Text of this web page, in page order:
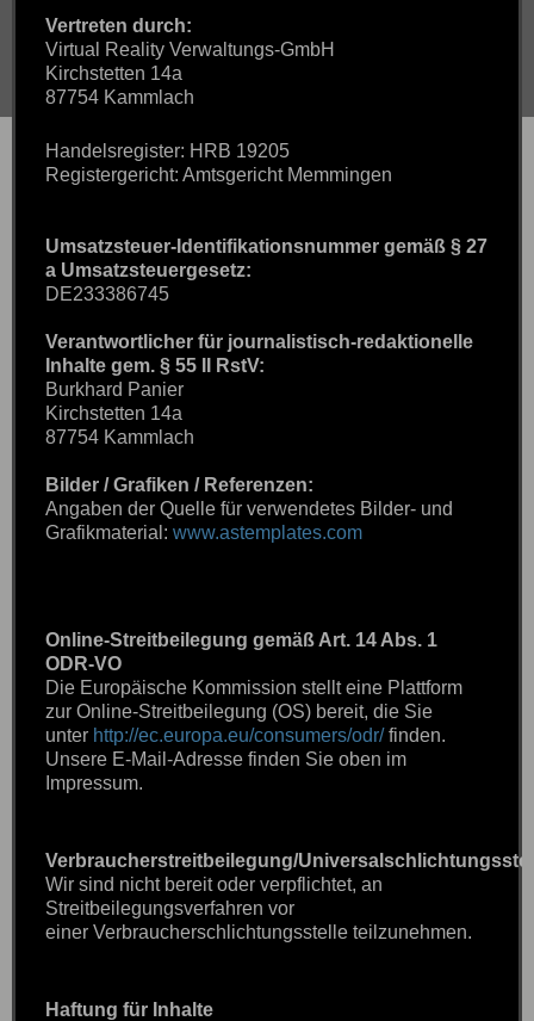
Vertreten durch:
Virtual Reality Verwaltungs-GmbH
Kirchstetten 14a
87754 Kammlach
Handelsregister: HRB 19205
Registergericht: Amtsgericht Memmingen
Umsatzsteuer-Identifikationsnummer gemäß § 27
a Umsatzsteuergesetz:
DE233386745
Verantwortlicher für journalistisch-redaktionelle
Inhalte gem. § 55 II RstV:
Burkhard Panier
Kirchstetten 14a
87754 Kammlach
Bilder / Grafiken / Referenzen:
Angaben der Quelle für verwendetes Bilder- und
Grafikmaterial: www.astemplates.com
Online-Streitbeilegung gemäß Art. 14 Abs. 1
ODR-VO
Die Europäische Kommission stellt eine Plattform
zur Online-Streitbeilegung (OS) bereit, die Sie
unter http://ec.europa.eu/consumers/odr/finden.
Unsere E-Mail-Adresse finden Sie oben im
Impressum.
Verbraucherstreitbeilegung/
Wir sind nicht bereit oder verpflichtet, an
Streitbeilegungsverfahren vor
einer Verbraucherschlichtungsstelle teilzunehmen.
Haftung für Inhalte